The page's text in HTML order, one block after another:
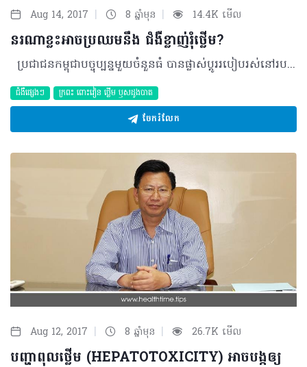
Aug 14, 2017 | 8 ឆ្នាំមុន | 14.4K មើល
នរណាខ្លះអាចប្រឈមនឹង ជំងឺខ្លាញ់រុំថ្លើម?
ប្រជាជនកម្ពុជាបច្ចុប្បន្នមួយចំនួនធំ បានផ្លាស់ប្តូររបៀបរស់នៅរបស់ខ្លួនតាមបែបអឺរ៉ុប ជាហេតុធ្វើឲ្យបញ្ហាធាត់ និងការមានជំងឺទឹកនោមផ្អែមកើនឡើង នេះបង្ហាញថា អត្រានៃអ្នកជំងឺខ្លាញ់រុំថ្លើមក៏មានកាន់តែច្រើន។ អ្វីទៅជាជំងឺខ្លាញ់រុំថ្លើម? ជំងឺខ្លាញ់រុំថ្លើមជាការច្រាល់ ឬលើសនូវកម្រិតជាតិខ្លាញ់ប្រភេទទ្រីគ្លីសេរីត (Triglyceride) ច្រើន ក្នុងកោសិកាថ្លើមខុសពីធម្មតា ធ្វើឲ្យថ្លើមរីកធំ។ ដោយឡែក ជំងឺខ្លាញ់រុំថ្លើមត្រូវបានបែងចែកជា៤កម្រិត៖ •Simple Steatosis៖ ជាខ្លាញ់រុំថ្លើមបណ្តាលមកពីការបរិភោគអាហារមានជាតិខ្លាញ់ច្រើនដែលវាមិនពាក់ព័ន្ធនឹងការពិសាស្រានោះទេ។កម្រិតទីមួយនេះ មិនទាន់ធ្វើឲ្យមានការខូចខាតទៅលើកោសិកាទេ។ •Non alcoholic Steatohepatitis៖ ដំណាក់កាលដែលមានការរលាកទៅលើកោសិកាថ្លើមក្នុងពេលជាមួយគ្នានេះដែរ ការធ្វើវិភាគឈាម នឹងរកឃើញថាអង់ស៊ីមថ្លើមមួយចំនួន ដូចជាTransaminase មានការកើនឡើង។ ករណីនេះបើមិនបានធ្វើរោគវិនិច្ឆ័យ និងព្យាបាលឲ្យទាន់ពេលវេលាទេនោះ វាអាចវិវឌ្ឍទៅជាក្រិនថ្លើម។ •Alcoholic Steatohepatitis៖ ជាជំងឺខ្លាញ់រុំថ្លើមដែលបណ្តាលមកពីការពិសាស្រាលើសកម្រិតក្នុងរយៈពេលយូរ ធ្វើឲ្យខ្លាញ់ដែលបំលែងមកពីអាល់កុល ទៅស្តុកទុកក្នុងថ្លើមច្រើន។ •Diffuse Steatohepatitis៖ ដំណាក់កាលដែលមានផលប៉ះពាល់លើសាច់ថ្លើមទាំងមូលបណ្តាលមកពីការពិសាស្រាលើសកម្រិតរយៈពេលយូរធ្វើឲ្យថ្លើមកាន់តែរីកធំប្រសិនបើព្យាបាលមិនទាន់ពេលអាចវិវឌ្ឍទៅជាក្រិនថ្លើមដូចករណីទី២ដែរ។ រោគសញ្ញា ភាគច្រើនអ្នកជំងឺពុំមានលេចចេញជារោគសញ្ញាអ្វីទាំងអស់ ករណីតិចតួចបំផុតអ្នកជំងឺអាចមានអាការៈឈឺចាប់ ឬមានអារម្មណ៍សៀតក្រោមឆ្អឹងជំនី និងមានក្អួតចង្អោរជាដើម។ ជួនកាលអ្នកជំងឺអាចរកឃើញថាមានសញ្ញាថ្លើមរីកធំ នៅពេលពិនិត្យរាងកាយជាមួយគ្រូពេទ្យ។ មូលហេតុ និងកត្តាហានិភ័យ ជាទូទៅជំងឺខ្លាញ់រុំថ្លើមមានមូលហេតុនិងកត្តាហានិភ័យជាច្រើនរួមមាន៖ •ការធាត់ជ្រុល •អ្នកជំងឺទឹកនោមផ្អែម •ការលើសជាតិខ្លាញ់ •ការពិសាស្រាលើសកម្រិតក្នុងរយៈពេលយូរ •ការមានផ្ទៃពោះ •ជំងឺមេតាបូលីស គឺអ្នកជំងឺដែលមានជំងឺ៣រួមគ្នា លើសសម្ពាធឈាម ទឹកនោមផ្អែម និងលើសជាតិខ្លាញ់ •ការប្រើប្រាស់ឱសថមួយចំនួនដូចជា Cor-ticoid(ឱសថប្រឆាំងការរលាក) ARV (ថ្នាំប្រឆាំងនឹងជំងឺអេដស៍)និងប្រភេទថ្នាំផ្សេងៗទៀតដែលធ្វើឲ្យ Triglyceride ស្តុកក្នុងថ្លើមកាន់តែច្រើន •អ្នកធ្វើការងារផ្នែកកសិកម្ម ដែលប្រើប្រាស់ថ្នាំសម្លាប់សត្វល្អិតស្ថិតក្នុងក្រុម DDT •អ្នកជំងឺកង្វះប្រូតេអ៊ីន •ការស្រកទម្ងន់លឿនពេក។ ការធ្វើរោគវិនិច្ឆ័យ ដើម្បីរកឲ្យឃើញថាអ្នកជំងឺកំពុងប្រឈមជាមួយ ខ្លាញ់រុំថ្លើម ត្រូវធ្វើការត្រួតពិនិត្យរាងកាយជាមួយគ្រូពេទ្យជំនាញ រួមជាមួយការត្រួតពិនិត្យតាមរយៈរូបភាពវេជ្ជសាស្ត្រមួយចំនួន ដូចជា អេកូសាស្ត្រ ដើម្បីមើលសភាពរបស់ថ្លើម និងការពិនិត្យឈាម មើលមុខងាររបស់ថ្លើម ដឹងពីកម្រិតនៃការប៉ះពាល់នៅថ្លើមប៉ុណ្ណា។ករណីការធ្វើអេកូសាស្ត្រពិបាកមើលគ្រូពេទ្យនឹងតម្រូវឲ្យអ្នកជំងឺធ្វើCTស្កេនក្នុងគោលបំណងវាស់ពីកម្រិតជាតិខ្លាញ់ក្នុងសាច់ថ្លើម។ ការព្យាបាល ចំពោះការព្យាបាលជំងឺខ្លាញ់រុំថ្លើម គឺតម្រូវឲ្យព្យាបាលទៅតាមមូលហេតុរបស់អ្នកជំងឺ៖ •ចំពោះអ្នកជំងឺធាត់ ត្រូវប្តូររបបអាហារត្រឹមត្រូវបន្ថយអាហារផ្តល់ថាមពលច្រើន ហាត់ប្រាណឲ្យបានទៀងទាត់ •ចំពោះអ្នកជំងឺមេតាបូលីស ត្រូវព្យាបាលជំងឺទាំង៣នេះជាមុនសិន •ចំពោះអ្នកជំងឺលើសជាតិខ្លាញ់ ត្រូវប្រើថ្នាំបញ្ចុះជាតិខ្លាញ់តាមប្រភេទខ្លាញ់ដែលលើស •បន្ថយឬបញ្ឈប់ការពិសាស្រា ចំពោះអ្នកញៀនស្រា •ចៀសវាងការប្រើថ្នាំប្រភេទ Corticoid •ការពារខ្លួនពេលប្រើថ្នាំសម្លាប់សត្វល្អិត •ចំពោះស្ត្រីមានផ្ទៃពោះជំងឺខ្លាញ់រុំថ្លើម នឹងជាវិញដោយខ្លួនឯងពេលសម្រាលរួច។គួរបញ្ជាក់ផងដែរថា ជំងឺខ្លាញ់រុំថ្លើមនឹងអាចព្យាបាលឲ្យជាសះស្បើយ ដរាបណាអ្នកជំងឺលុបបំបាត់នូវមូលហេតុនានាដូចបានរៀបរាប់ខាងលើនិងធ្វើតាមការណែនាំរបស់អ្នកជំនាញបានត្រឹមត្រូវ។ ផលវិបាក ក្នុងករណីអ្នកជំងឺមិនទទួលការព្យាបាលទាន់ពេលវេលាទេនោះ ពួកគាត់នឹងអាចប្រឈមជាមួយនឹងជំងឺរលាកថ្លើមរ៉ាំរ៉ៃ ក្រិនថ្លើម ទាចទឹក និងមហារីកថ្លើម ទៅថ្ងៃមុខ។ ការការពារ ការរស់នៅប្រកបដោយអនាម័យ របបអាហារប្រកបដោយតុល្យភាព បន្ថយអាហារខ្លាញ់បញ្ឈប់ការ ​ ពិសាស្រា ហាត់ប្រាណជាប្រចាំ និងចៀសវាងការប្រើថ្នាំ Corticoid ដោយគ្មានវេជ្ជបញ្ជា អាចការពារពីជំងឺខ្លាញ់រុំថ្លើមបាន។ បកស្រាយដោយ ៖ វេជ្ជបណ្ឌិត វង ច័ន្ទលីណា ឯកទេសក្រពះ-ពោះវៀន-ថ្លើម និងឫសដូងបាត នៃមន្ទីរពេទ្យកាល់ម៉ែត និងជសាស្ត្រាចារ្យនៃសាកវិទ្យាល័យវិទ្យាសាស្ត្រសុខាភិបាល ©2017 រក្សាសិទ្ធិគ្រប់យ៉ាង​ដោយ Health Time Corporation ចំពោះគ្រប់អត្ថបទដោយគ្មានផ្នែកណាមួយត្រូវបោះពុម្ពផ្សាយចូល ប្រព័ន្ធអ៊ីនធឺណែត ឧបករណ៍អេឡិចត្រូនិក អាត់ជាសំឡេងឬថតចំលងគ្រប់រូបភាពដោយគ្មានការអនុញ្ញាតឡើយ។
ជំងឺផ្សេងៗ ក្រពះ​ ពោះវៀន​ ថ្លើម ឫសដូងបាត
ចែករំលែក
Aug 12, 2017 | 8 ឆ្នាំមុន | 26.7K មើល
បញ្ហាពុលថ្លើម (HEPATOTOXICITY) អាចបង្កឲ្យ